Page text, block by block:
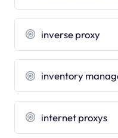
inverse proxy
inventory
internet proxys